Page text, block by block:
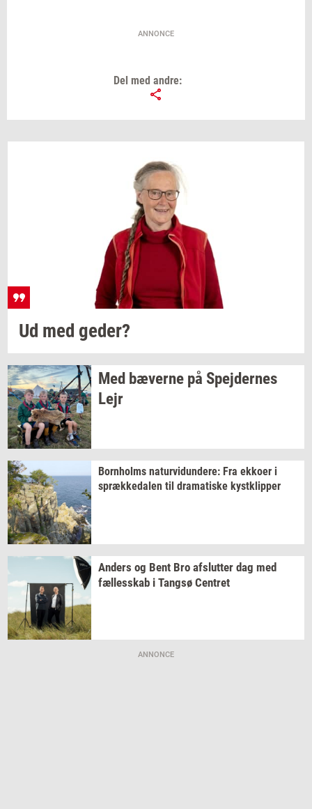
ANNONCE
Del med andre:
Ud med geder?
Med bæ­ver­ne på Spej­der­nes
Lejr
Born­holms na­tur­vi­dun­de­re: Fra ek­ko­er i
spræk­ke­da­len til dra­ma­ti­ske kyst­klip­per
An­ders og Bent Bro af­slut­ter dag med
fæl­les­skab i Tangsø Cen­tret
ANNONCE